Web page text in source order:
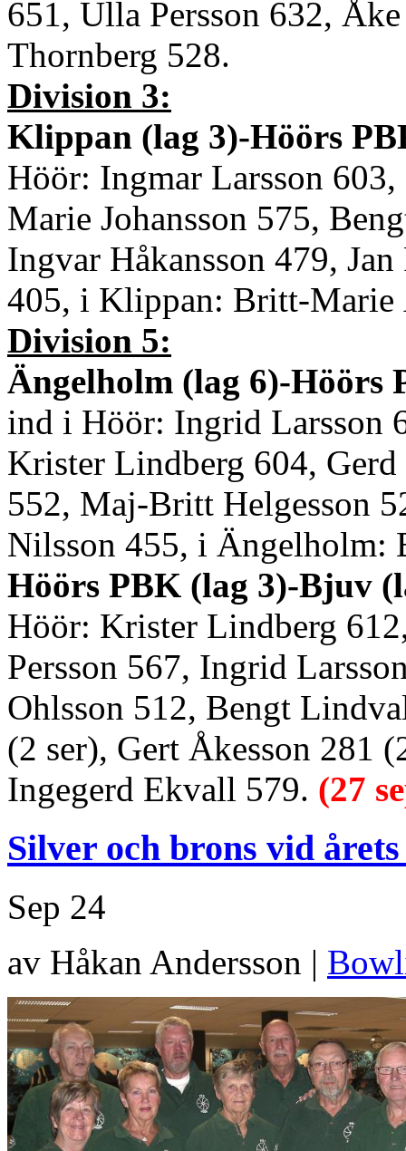
651, Ulla Persson 632,
Thornberg 528.
Division 3:
Klippan (lag 3)-Höörs
Höör: Ingmar Larsson
Marie Johansson 575,
Ingvar Håkansson 479,
405, i Klippan: Britt-Marie
Division 5:
Ängelholm (lag 6)-Höörs
ind i Höör: Ingrid Larsson
Krister Lindberg 604,
552, Maj-Britt Helgesson
Nilsson 455, i Ängelholm:
Höörs PBK (lag 3)-Bjuv
Höör: Krister Lindberg
Persson 567, Ingrid
Ohlsson 512, Bengt
(2 ser), Gert Åkesson 281
Ingegerd Ekvall 579. (27
Silver och brons vid
Sep 24
av Håkan Andersson |